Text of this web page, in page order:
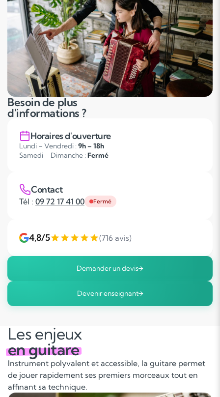
Besoin de plus
d'informations ?
Horaires d'ouverture
Lundi – Vendredi : 9h – 18h
Samedi – Dimanche : Fermé
Contact
Tél : 09 72 17 41 00 Fermé
4,8/5 (716 avis)
Demander un devis
Devenir enseignant
Les enjeux
en guitare
Instrument polyvalent et accessible, la guitare permet
de jouer rapidement ses premiers morceaux tout en
affinant sa technique.